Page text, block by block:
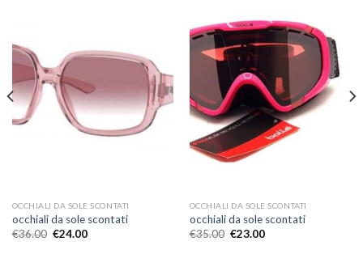
OCCHIALI DA SOLE SCONTATI
occhiali da sole scontati
€36.00 €24.00
OCCHIALI DA SOLE SCONTATI
occhiali da sole scontati
€35.00 €23.00